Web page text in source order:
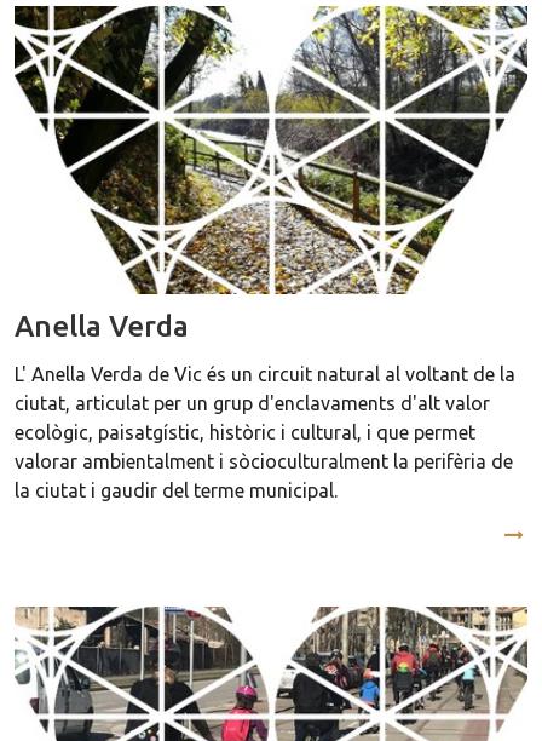
Anella Verda
L' Anella Verda de Vic és un circuit natural al voltant de la
ciutat, articulat per un grup d'enclavaments d'alt valor
ecològic, paisatgístic, històric i cultural, i que permet
valorar ambientalment i sòcioculturalment la perifèria de
la ciutat i gaudir del terme municipal.